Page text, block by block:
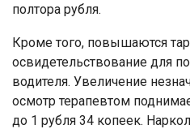
полтора рубля.
Кроме того, повышаются
освидетельствование для
водителя. Увеличение
осмотр терапевтом
до 1 рубля 34 копеек.